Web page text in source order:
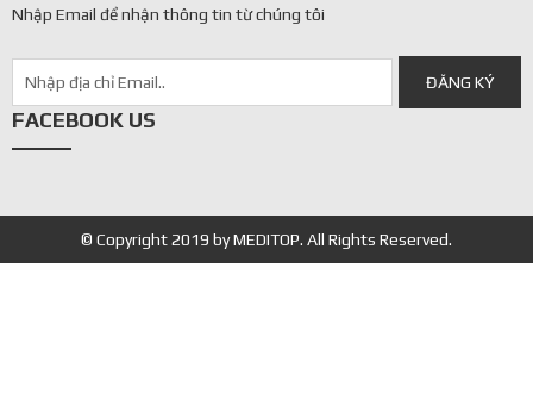
Nhập Email để nhận thông tin từ chúng tôi
FACEBOOK US
© Copyright 2019 by MEDITOP. All Rights Reserved.